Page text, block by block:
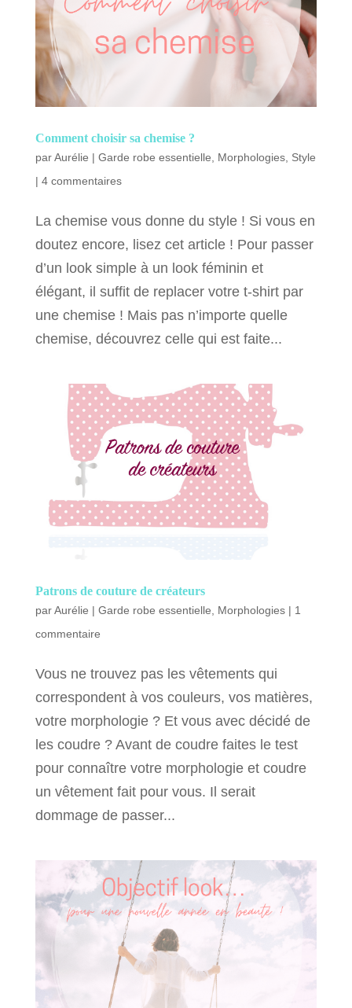
Comment choisir sa chemise ?
parAurélie | Garde robe essentielle Morphologies, Style
| 4 commentaires
La chemise vous donne du style ! Si vous en
doutez encore, lisez cet article ! Pour passer
d’un look simple à un look féminin et
élégant, il suffit de replacer votre t-shirt par
une chemise ! Mais pas n’importe quelle
chemise, découvrez celle qui est faite...
Patrons de couture de créateurs
parAurélie | Garde robe essentielle Morphologies| 1
commentaire
Vous ne trouvez pas les vêtements qui
correspondent à vos couleurs, vos matières,
votre morphologie ? Et vous avec décidé de
les coudre ? Avant de coudre faites le test
pour connaître votre morphologie et coudre
un vêtement fait pour vous. Il serait
dommage de passer...